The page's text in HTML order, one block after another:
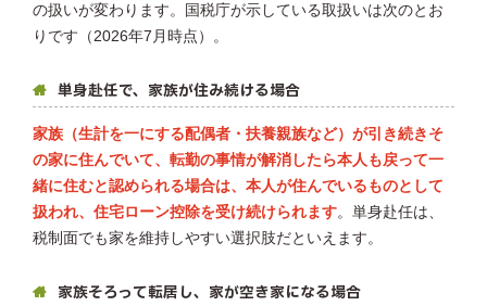
の扱いが変わります。国税庁が示している取扱いは次のとお
りです（2026年7月時点）。
単身赴任で、家族が住み続ける場合
家族（生計を一にする配偶者・扶養親族など）が引き続きそ
の家に住んでいて、転勤の事情が解消したら本人も戻って一
緒に住むと認められる場合は、本人が住んでいるものとして
扱われ、住宅ローン控除を受け続けられます。単身赴任は、
税制面でも家を維持しやすい選択肢だといえます。
家族そろって転居し、家が空き家になる場合